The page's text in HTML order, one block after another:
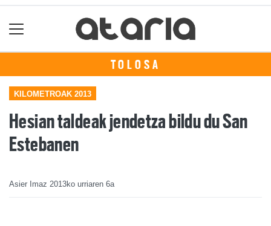
TOLOSA
KILOMETROAK 2013
Hesian taldeak jendetza bildu du San
Estebanen
Asier Imaz 2013ko urriaren 6a